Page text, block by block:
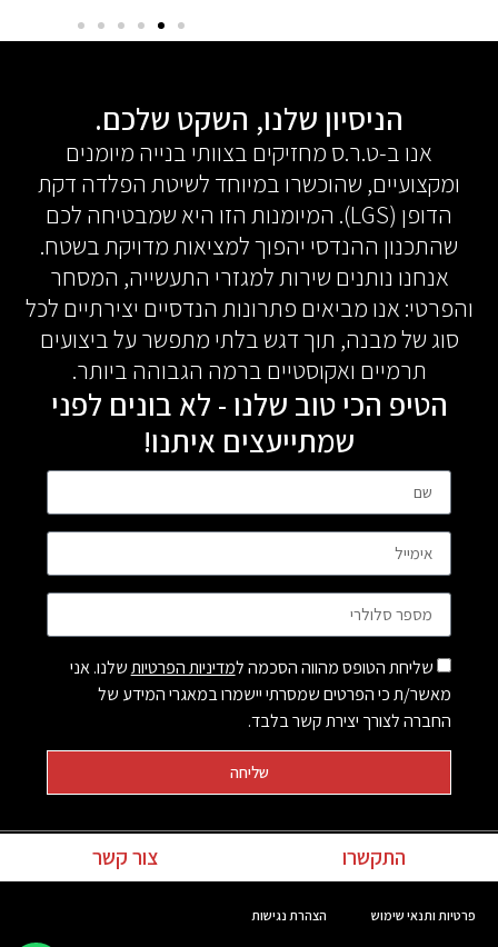
הניסיון שלנו, השקט שלכם.
אנו ב-ט.ר.ס מחזיקים בצוותי בנייה מיומנים
ומקצועיים, שהוכשרו במיוחד לשיטת הפלדה דקת
הדופן (LGS). המיומנות הזו היא שמבטיחה לכם
שהתכנון ההנדסי יהפוך למציאות מדויקת בשטח.
אנחנו נותנים שירות למגזרי התעשייה, המסחר
והפרטי: אנו מביאים פתרונות הנדסיים יצירתיים לכל
סוג של מבנה, תוך דגש בלתי מתפשר על ביצועים
תרמיים ואקוסטיים ברמה הגבוהה ביותר.
הטיפ הכי טוב שלנו - לא בונים לפני
שמתייעצים איתנו!
שליחת הטופס מהווה הסכמה למדיניות הפרטיותשלנו. אני
מאשר/ת כי הפרטים שמסרתי יישמרו במאגרי המידע של
החברה לצורך יצירת קשר בלבד.
שליחה
התקשרו צור קשר
פרטיות ותנאי שימוש הצהרת נגישות